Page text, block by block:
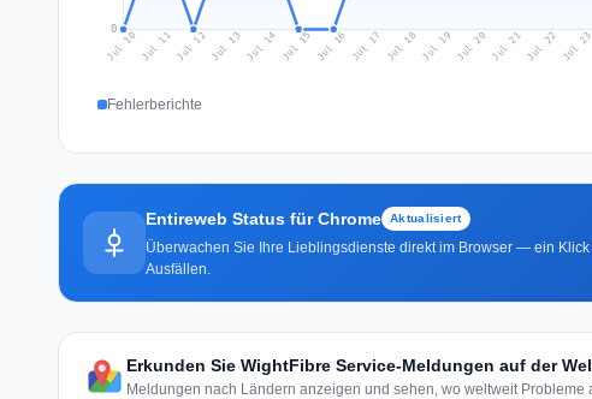
0
Jul 10 Jul 11Jul 12Jul 13 Jul 14 Jul 15 Jul 16 Jul 17 Jul 18Jul 19 Jul 20 Jul 21Jul 22 Jul 23
Fehlerberichte
Entireweb Status für Chrome Aktualisiert
Überwachen Sie Ihre Lieblingsdienste direkt im Browser — ein
Ausfällen.
Erkunden Sie WightFibre Service-Meldungen auf der
Meldungen nach Ländern anzeigen und sehen, wo weltweit